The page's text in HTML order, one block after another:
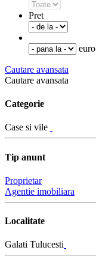
Pret
euro
Cautare avansata
Cautare avansata
Categorie
Case si vile
Tip anunt
Proprietar
Agentie imobiliara
Localitate
Galati Tulucesti